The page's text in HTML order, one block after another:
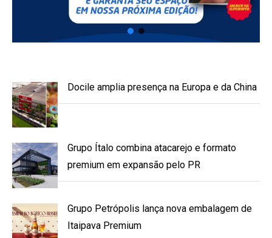
Docile amplia presença na Europa e da China
Grupo Ítalo combina atacarejo e formato
premium em expansão pelo PR
Grupo Petrópolis lança nova embalagem de
Itaipava Premium